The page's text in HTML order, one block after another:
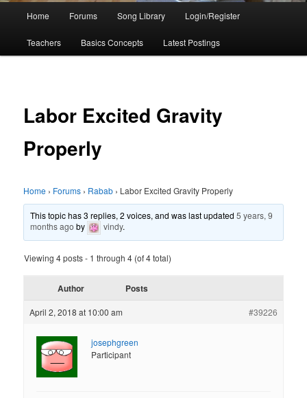
Home Forums Song Library Login/Register
Teachers Basics Concepts Latest Postings
Labor Excited Gravity
Properly
Home › Forums › Rabab › Labor Excited Gravity Properly
This topic has 3 replies, 2 voices, and was last updated5 years, 9
months ago by vindy.
Viewing 4 posts - 1 through 4 (of 4 total)
Author Posts
April 2, 2018 at 10:00 am #39226
josephgreen
Participant